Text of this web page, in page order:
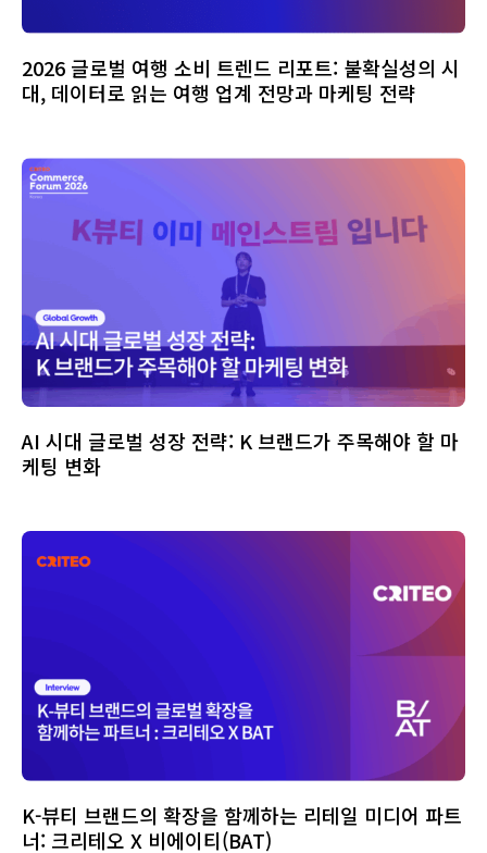
2026 글로벌 여행 소비 트렌드 리포트: 불확실성의 시
대, 데이터로 읽는 여행 업계 전망과 마케팅 전략
AI 시대 글로벌 성장 전략: K 브랜드가 주목해야 할 마
케팅 변화
K-뷰티 브랜드의 확장을 함께하는 리테일 미디어 파트
너: 크리테오 X 비에이티(BAT)